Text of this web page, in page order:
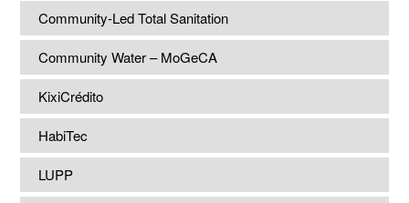
Community-Led Total Sanitation
Community Water – MoGeCA
KixiCrédito
HabiTec
LUPP